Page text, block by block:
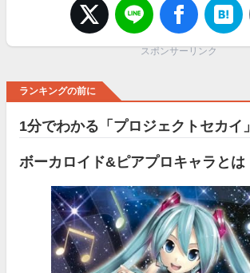
スポンサーリンク
ランキングの前に
1分でわかる「プロジェクトセカイ」
ボーカロイド&ピアプロキャラとは